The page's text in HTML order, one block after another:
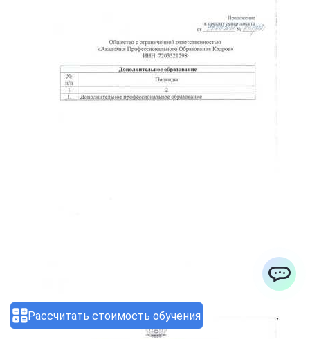
Рассчитать стоимость обучения